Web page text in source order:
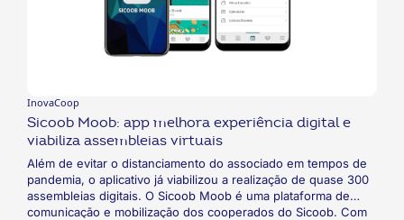
InovaCoop
Sicoob Moob: app melhora experiência digital e
viabiliza assembleias virtuais
Além de evitar o distanciamento do associado em tempos de
pandemia, o aplicativo já viabilizou a realização de quase 300
assembleias digitais. O Sicoob Moob é uma plataforma de
comunicação e mobilização dos cooperados do Sicoob. Com